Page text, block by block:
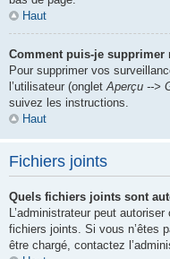
Haut
Comment puis-je supprimer
Pour supprimer vos
l’utilisateur (ongletAperçu -->
suivez les instructions.
Haut
Fichiers joints
Quels fichiers joints sont
L’administrateur peut
fichiers joints. Si vous n’êtes
être chargé, contactez